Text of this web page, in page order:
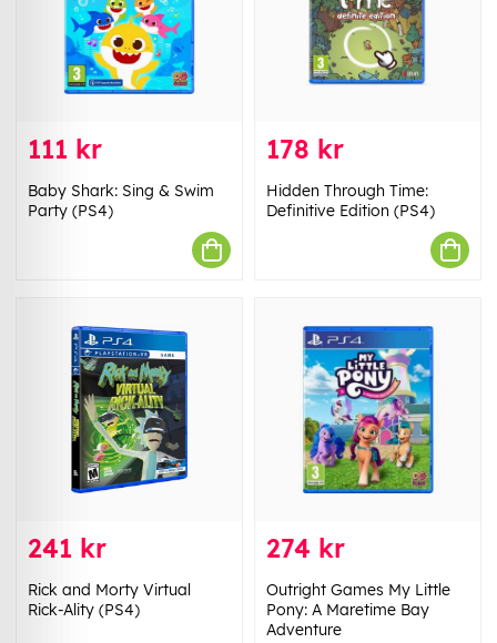
111 kr
Baby Shark: Sing & Swim
Party (PS4)
178 kr
Hidden Through Time:
Definitive Edition (PS4)
241 kr
Rick and Morty Virtual
Rick-Ality (PS4)
274 kr
Outright Games My Little
Pony: A Maretime Bay
Adventure